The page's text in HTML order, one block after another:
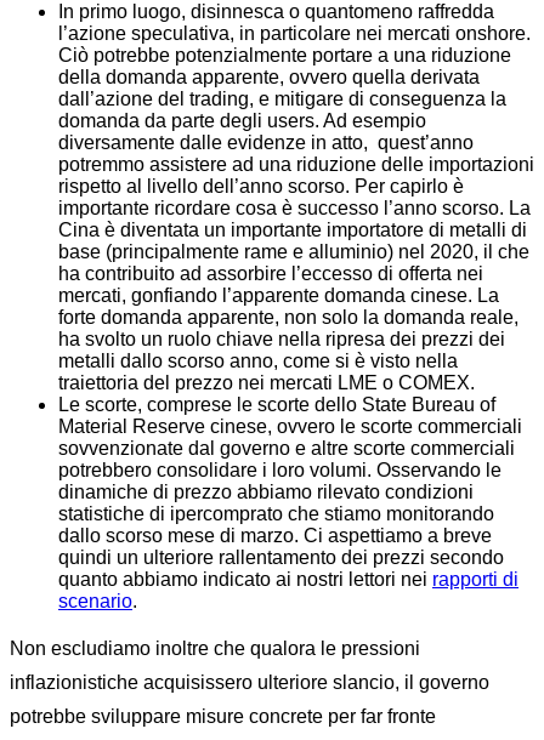
In primo luogo, disinnesca o quantomeno raffredda
l’azione speculativa, in particolare nei mercati onshore.
Ciò potrebbe potenzialmente portare a una riduzione
della domanda apparente, ovvero quella derivata
dall’azione del trading, e mitigare di conseguenza la
domanda da parte degli users. Ad esempio
diversamente dalle evidenze in atto, quest’anno
potremmo assistere ad una riduzione delle importazioni
rispetto al livello dell’anno scorso. Per capirlo è
importante ricordare cosa è successo l’anno scorso. La
Cina è diventata un importante importatore di metalli di
base (principalmente rame e alluminio) nel 2020, il che
ha contribuito ad assorbire l’eccesso di offerta nei
mercati, gonfiando l’apparente domanda cinese. La
forte domanda apparente, non solo la domanda reale,
ha svolto un ruolo chiave nella ripresa dei prezzi dei
metalli dallo scorso anno, come si è visto nella
traiettoria del prezzo nei mercati LME o COMEX.
Le scorte, comprese le scorte dello State Bureau of
Material Reserve cinese, ovvero le scorte commerciali
sovvenzionate dal governo e altre scorte commerciali
potrebbero consolidare i loro volumi. Osservando le
dinamiche di prezzo abbiamo rilevato condizioni
statistiche di ipercomprato che stiamo monitorando
dallo scorso mese di marzo. Ci aspettiamo a breve
quindi un ulteriore rallentamento dei prezzi secondo
quanto abbiamo indicato ai nostri lettori nei rapporti di
scenario.
Non escludiamo inoltre che qualora le pressioni
inflazionistiche acquisissero ulteriore slancio, il governo
potrebbe sviluppare misure concrete per far fronte